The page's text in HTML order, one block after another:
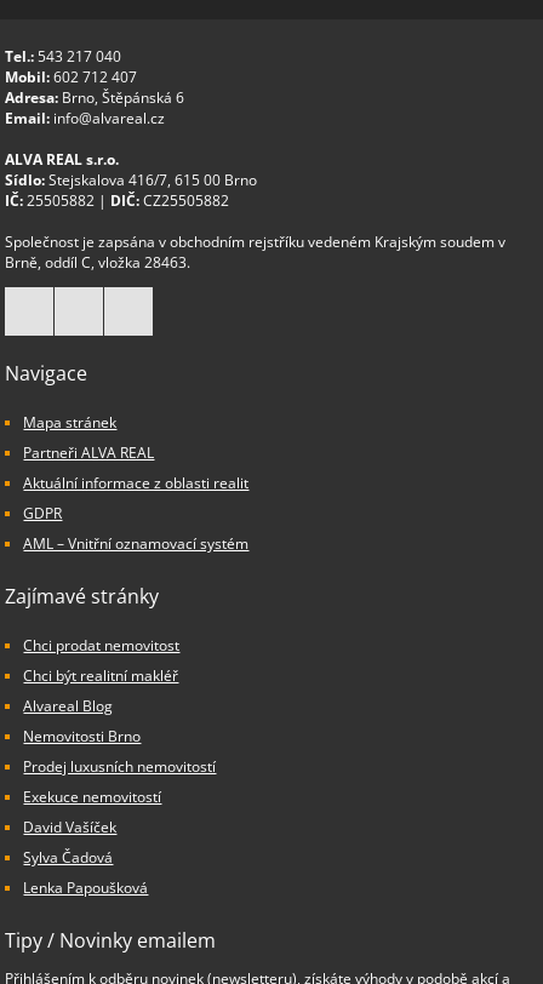
Tel.:543 217 040
Mobil:602 712 407
Adresa: Brno, Štěpánská 6
Email: info@alvareal.cz
ALVA REAL s.r.o.
Sídlo:Stejskalova 416/7, 615 00 Brno
IČ:25505882 | DIČ:CZ25505882
Společnost je zapsána v obchodním rejstříku vedeném Krajským soudem v
Brně, oddíl C, vložka 28463.
Navigace
Mapa stránek
Partneři ALVA REAL
Aktuální informace z oblasti realit
GDPR
AML – Vnitřní oznamovací systém
Zajímavé stránky
Chci prodat nemovitost
Chci být realitní makléř
Alvareal Blog
Nemovitosti Brno
Prodej luxusních nemovitostí
Exekuce nemovitostí
David Vašíček
Sylva Čadová
Lenka Papoušková
Tipy / Novinky emailem
Přihlášením k odběru novinek (newsletteru), získáte výhody v podobě akcí a